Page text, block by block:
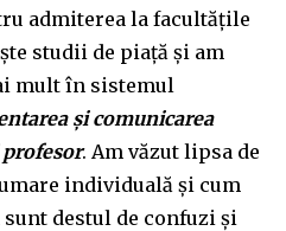
admiterea la facultățile
studii de piață și am
mult în sistemul
și comunicarea
. Am văzut lipsa de
individuală și cum
destul de confuzi și